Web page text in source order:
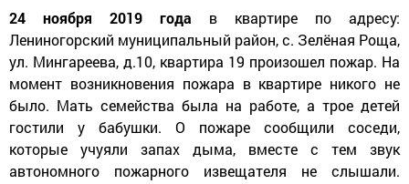
24 ноября 2019 года в квартире по адресу:
Лениногорский муниципальный район, с. Зелёная Роща,
ул. Мингареева, д.10, квартира 19 произошел пожар. На
момент возникновения пожара в квартире никого не
было. Мать семейства была на работе, а трое детей
гостили у бабушки. О пожаре сообщили соседи,
которые учуяли запах дыма, вместе с тем звук
автономного пожарного извещателя не слышали.